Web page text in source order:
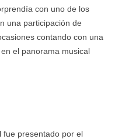
con uno de los
una participación de
contando con una
el panorama musical
fue presentado por el